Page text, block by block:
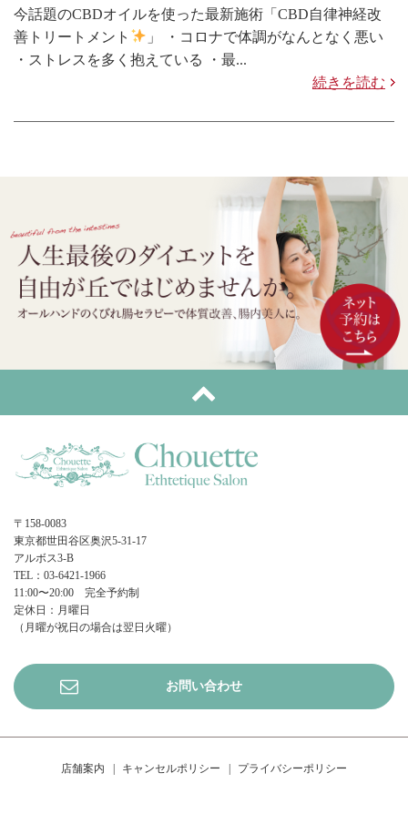
今話題のCBDオイルを使った最新施術「CBD自律神経改
善トリートメント
」 ・コロナで体調がなんとなく悪い
・ストレスを多く抱えている ・最...
続きを読む
〒158-0083
東京都世田谷区奥沢5-31-17
アルボス3-B
TEL：03-6421-1966
11:00〜20:00 完全予約制
定休日：月曜日
（月曜が祝日の場合は翌日火曜）
お問い合わせ
店舗案内 キャンセルポリシー プライバシーポリシー